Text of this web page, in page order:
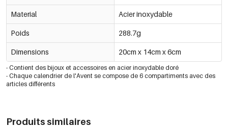
Material Acier inoxydable
Poids 288.7g
Dimensions 20cm x 14cm x 6cm
- Contient des bijoux et accessoires en acier inoxydable doré
- Chaque calendrier de l'Avent se compose de 6 compartiments avec des
articles différents
Produits similaires